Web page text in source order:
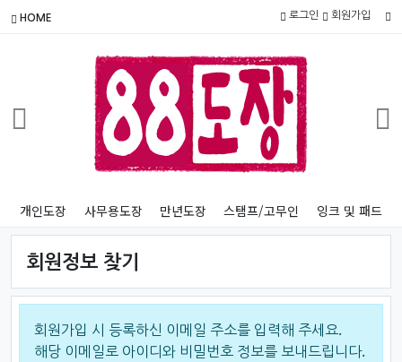
HOME 로그인 회원가입
개인도장 사무용도장 만년도장 스탬프/고무인 잉크 및 패드
회원정보 찾기
회원가입 시 등록하신 이메일 주소를 입력해 주세요.
해당 이메일로 아이디와 비밀번호 정보를 보내드립니다.